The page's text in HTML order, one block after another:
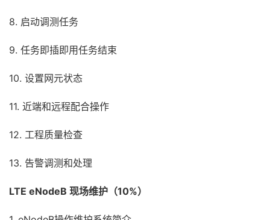
8. 启动调测任务
9. 任务即插即用任务结束
10. 设置网元状态
11. 近端和远程配合操作
12. 工程质量检查
13. 告警调测和处理
LTE eNodeB 现场维护（10%）